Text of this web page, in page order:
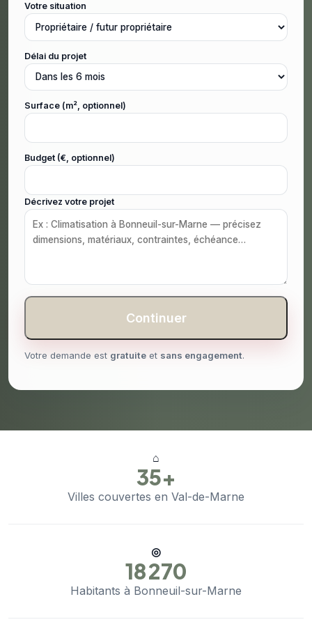
Votre situation
Délai du projet
Surface (m², optionnel)
Budget (€, optionnel)
Décrivez votre projet
Continuer
Votre demande est gratuite et sans engagement.
⌂
35+
Villes couvertes en Val-de-Marne
◎
18 270
Habitants à Bonneuil-sur-Marne